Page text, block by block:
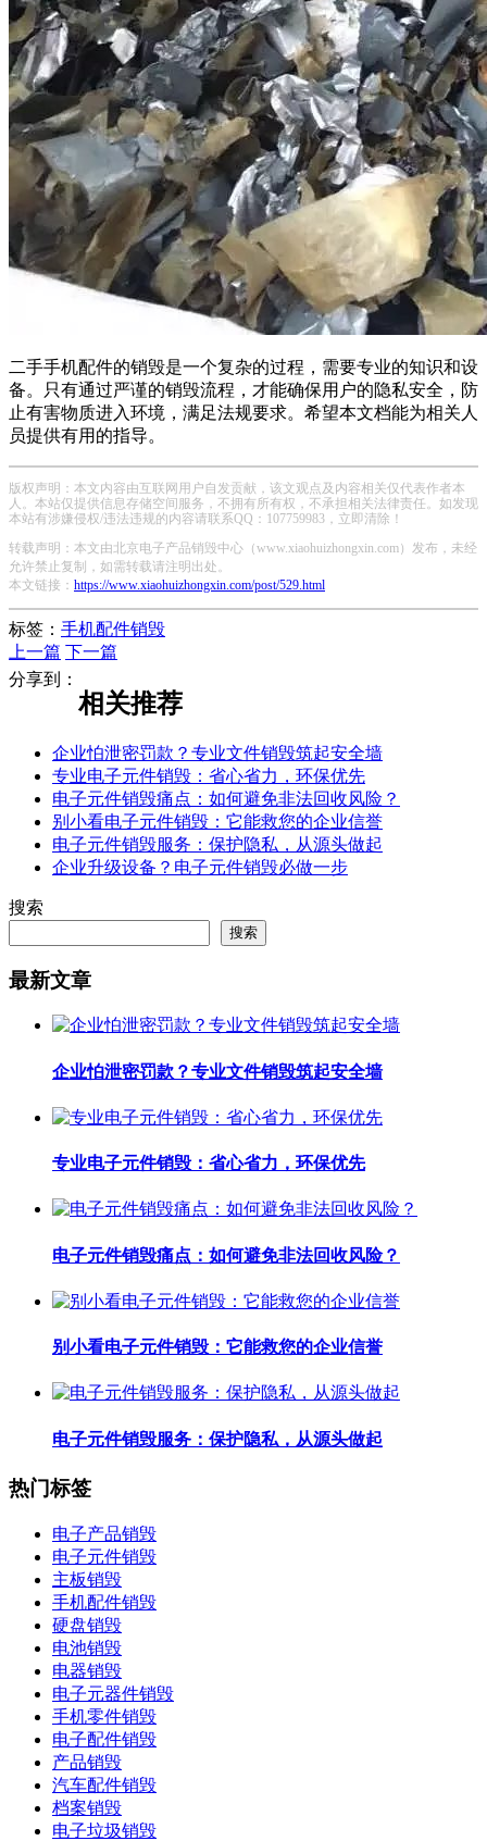
二手手机配件的销毁是一个复杂的过程，需要专业的知识和设
备。只有通过严谨的销毁流程，才能确保用户的隐私安全，防
止有害物质进入环境，满足法规要求。希望本文档能为相关人
员提供有用的指导。
版权声明：本文内容由互联网用户自发贡献，该文观点及内容相关仅代表作者本
人。本站仅提供信息存储空间服务，不拥有所有权，不承担相关法律责任。如发现
本站有涉嫌侵权/违法违规的内容请联系QQ：107759983，立即清除！
转载声明：本文由北京电子产品销毁中心（www.xiaohuizhongxin.com）发布，未经
允许禁止复制，如需转载请注明出处。
本文链接： https://www.xiaohuizhongxin.com/post/529.html
标签： 手机配件销毁
上一篇 下一篇
分享到：
相关推荐
企业怕泄密罚款？专业文件销毁筑起安全墙
专业电子元件销毁：省心省力，环保优先
电子元件销毁痛点：如何避免非法回收风险？
别小看电子元件销毁：它能救您的企业信誉
电子元件销毁服务：保护隐私，从源头做起
企业升级设备？电子元件销毁必做一步
搜索
搜索
最新文章
企业怕泄密罚款？专业文件销毁筑起安全墙
专业电子元件销毁：省心省力，环保优先
电子元件销毁痛点：如何避免非法回收风险？
别小看电子元件销毁：它能救您的企业信誉
电子元件销毁服务：保护隐私，从源头做起
热门标签
电子产品销毁
电子元件销毁
主板销毁
手机配件销毁
硬盘销毁
电池销毁
电器销毁
电子元器件销毁
手机零件销毁
电子配件销毁
产品销毁
汽车配件销毁
档案销毁
电子垃圾销毁